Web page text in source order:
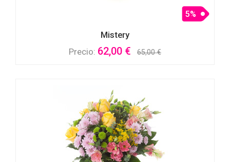
Mistery
5%
Precio: 62,00 € 65,00 €